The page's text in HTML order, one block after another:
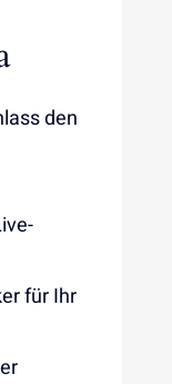
den
für Ihr